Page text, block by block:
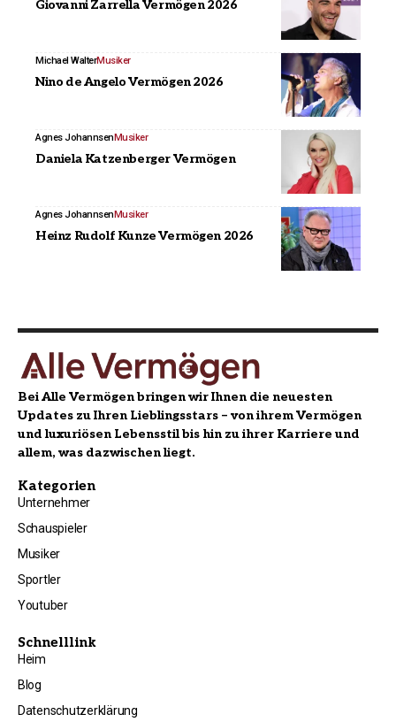
Giovanni Zarrella Vermögen 2026
Michael WalterMusiker
Nino de Angelo Vermögen 2026
Agnes JohannsenMusiker
Daniela Katzenberger Vermögen
Agnes JohannsenMusiker
Heinz Rudolf Kunze Vermögen 2026
Bei Alle Vermögen bringen wir Ihnen die neuesten
Updates zu Ihren Lieblingsstars – von ihrem Vermögen
und luxuriösen Lebensstil bis hin zu ihrer Karriere und
allem, was dazwischen liegt.
Kategorien
Unternehmer
Schauspieler
Musiker
Sportler
Youtuber
Schnelllink
Heim
Blog
Datenschutzerklärung